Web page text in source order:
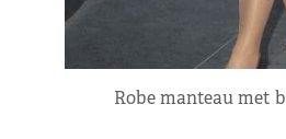
Robe manteau met